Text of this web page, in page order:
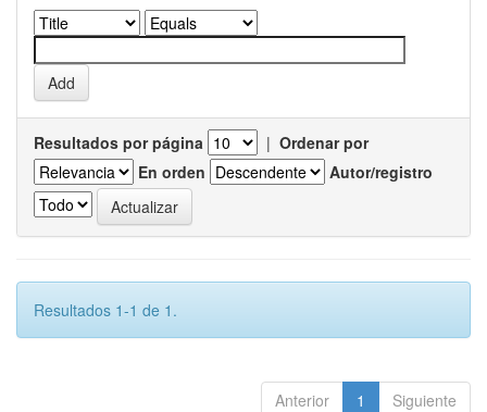
Resultados por página | Ordenar por
En orden
Autor/registro
Resultados 1-1 de 1.
Anterior 1 Siguiente